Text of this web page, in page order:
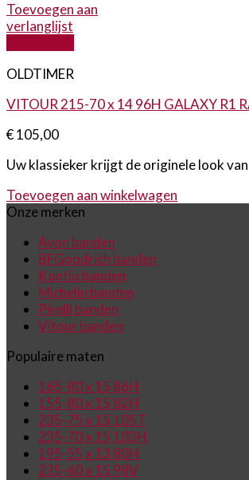
Toevoegen aan
verlanglijst
OLDTIMER
VITOUR 215-70 x 14 96H GALAXY R1
€105,00
Uw klassieker krijgt de originele look
Toevoegen aan winkelwagen
Onze merken
Avon banden
BFGoodrich banden
Kontio banden
Michelin banden
Pirelli banden
Vitour banden
Populaire maten
165-80 x 15 86H
155-80 x 15 82H
235-75 x 15 105T
235-70 x 15 103H
195-55 x 13 80H
235-60 x 15 98V